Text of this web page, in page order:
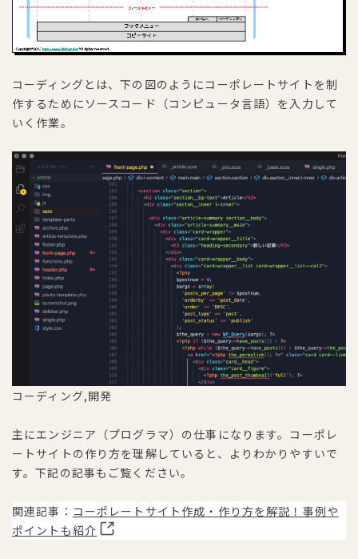
コーディングとは、下の図のようにコーポレートサイトを制
作するためにソースコード（コンピュータ言語）を入力して
いく作業。
コーディング,開発
主にエンジニア（プログラマ）の仕事になります。コーポレ
ートサイトの作り方を理解していると、よりわかりやすいで
す。下記の記事もご覧ください。
関連記事： コーポレートサイト作成・作り方を解説！事例や
ポイントも紹介